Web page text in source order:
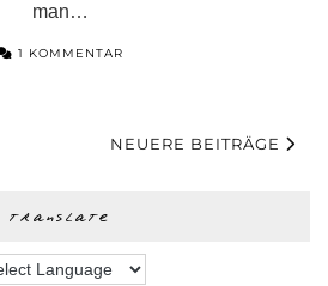
man…
1 KOMMENTAR
NEUERE BEITRÄGE
translate